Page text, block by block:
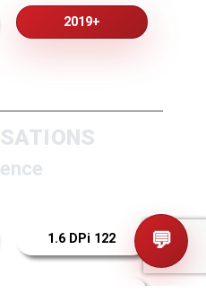
2019+
1.6 DPi 122 💬